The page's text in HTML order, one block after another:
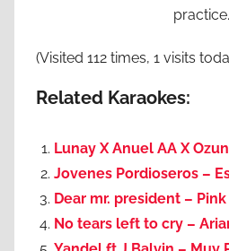
practice.
(Visited 112 times, 1 visits
Related Karaokes:
Lunay X Anuel AA X
Jovenes Pordioseros –
Dear mr. president – Pink
No tears left to cry –